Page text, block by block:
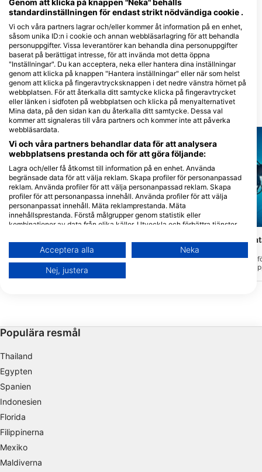
Dykcenter som serverar denna
dykplats
Rich Coast Diving
Playas del Coco, 50503 Playas del
Coco, Costa Rica
Närliggande Dykplatser
Mares
(★4.5)
Cirka 3 km söder om Catalinaöarna kan
du hitta denna höjdpunkt. Den har grunda
delar och även djupare delar. Det
Scubapro, Stephen Frink
Cuatro piedras,
(★4.2)
Dykplatsen är idealisk
eftersom det mellan
ibland göra det svårt
Populära resmål
Thailand
Egypten
Spanien
Indonesien
Florida
Filippinerna
Mexiko
Maldiverna
Genom att klicka på knappen "Neka" behålls
standardinställningen för endast strikt nödvändiga cookie .
Vi och våra partners lagrar och/eller kommer åt information på en enhet,
såsom unika ID:n i cookie och annan webbläsarlagring för att behandla
personuppgifter. Vissa leverantörer kan behandla dina personuppgifter
baserat på berättigat intresse, för att invända mot detta öppna
"Inställningar". Du kan acceptera, neka eller hantera dina inställningar
genom att klicka på knappen "Hantera inställningar" eller när som helst
genom att klicka på fingeravtrycksknappen i det nedre vänstra hörnet på
webbplatsen. För att återkalla ditt samtycke klicka på fingeravtrycket
eller länken i sidfoten på webbplatsen och klicka på menyalternativet
Mina data, på den sidan kan du återkalla ditt samtycke. Dessa val
kommer att signaleras till våra partners och kommer inte att påverka
webbläsardata.
Vi och våra partners behandlar data för att analysera
webbplatsens prestanda och för att göra följande:
Lagra och/eller få åtkomst till information på en enhet. Använda
begränsade data för att välja reklam. Skapa profiler för personanpassad
reklam. Använda profiler för att välja personanpassad reklam. Skapa
profiler för att personanpassa innehåll. Använda profiler för att välja
personanpassat innehåll. Mäta reklamprestanda. Mäta
innehållsprestanda. Förstå målgrupper genom statistik eller
kombinationer av data från olika källor. Utveckla och förbättra tjänster.
Du hittar mer information om hur Google använder data här:
https://business.safety.google/privacy/
Data kan delas utanför EU och skickas till USA.
Ditt samtycke och cookie gäller endast denna webbplats/app.
Använda begränsade data för att välja
reklam
Skapa profiler för personaliserad reklam
Använda profiler för att välja personaliserad
Skapa profiler för att personaliserad innehåll
Acceptera alla Neka
Nej, justera